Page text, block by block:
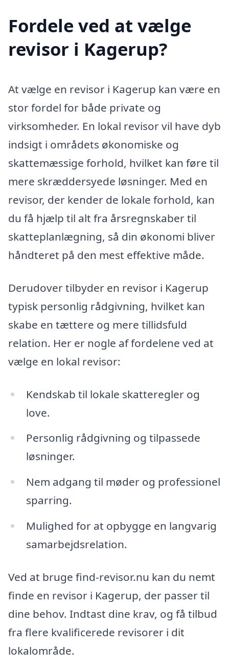
Fordele ved at vælge
revisor i Kagerup?
At vælge en revisor i Kagerup kan være en
stor fordel for både private og
virksomheder. En lokal revisor vil have dyb
indsigt i områdets økonomiske og
skattemæssige forhold, hvilket kan føre til
mere skræddersyede løsninger. Med en
revisor, der kender de lokale forhold, kan
du få hjælp til alt fra årsregnskaber til
skatteplanlægning, så din økonomi bliver
håndteret på den mest effektive måde.
Derudover tilbyder en revisor i Kagerup
typisk personlig rådgivning, hvilket kan
skabe en tættere og mere tillidsfuld
relation. Her er nogle af fordelene ved at
vælge en lokal revisor:
Kendskab til lokale skatteregler og
love.
Personlig rådgivning og tilpassede
løsninger.
Nem adgang til møder og professionel
sparring.
Mulighed for at opbygge en langvarig
samarbejdsrelation.
Ved at bruge find-revisor.nu kan du nemt
finde en revisor i Kagerup, der passer til
dine behov. Indtast dine krav, og få tilbud
fra flere kvalificerede revisorer i dit
lokalområde.